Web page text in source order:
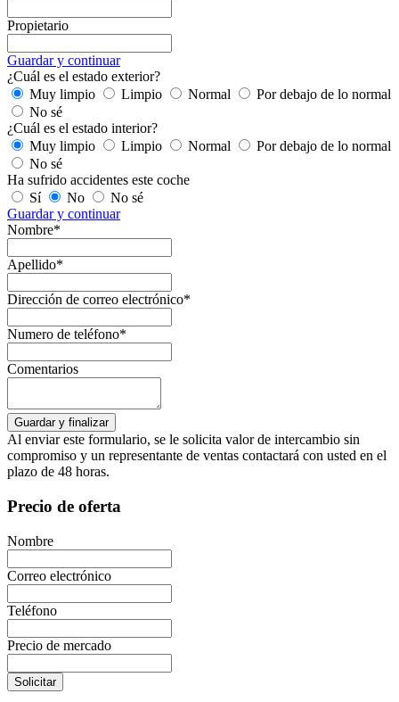
Propietario
Guardar y continuar
¿Cuál es el estado exterior?
Muy limpio
Limpio Normal
Por debajo de lo normal
No sé
¿Cuál es el estado interior?
Muy limpio
Limpio Normal
Por debajo de lo normal
No sé
Ha sufrido accidentes este coche
Sí
No
No sé
Guardar y continuar
Nombre*
Apellido*
Dirección de correo electrónico*
Numero de teléfono*
Comentarios
Al enviar este formulario, se le solicita valor de intercambio sin
compromiso y un representante de ventas contactará con usted en el
plazo de 48 horas.
Precio de oferta
Nombre
Correo electrónico
Teléfono
Precio de mercado
Solicitar